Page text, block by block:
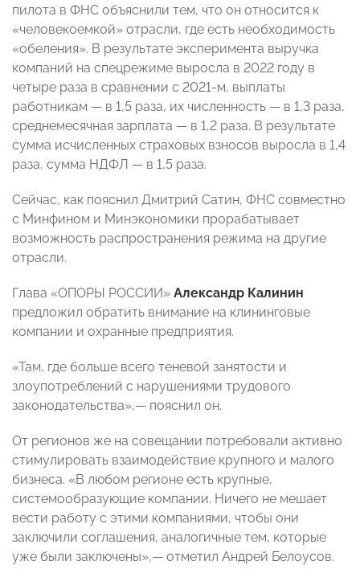
пилота в ФНС объяснили тем, что он относится к
«человекоемкой» отрасли, где есть необходимость
«обеления». В результате эксперимента выручка
компаний на спецрежиме выросла в 2022 году в
четыре раза в сравнении с 2021-м, выплаты
работникам — в 1,5 раза, их численность — в 1,3 раза,
среднемесячная зарплата — в 1,2 раза. В результате
сумма исчисленных страховых взносов выросла в 1,4
раза, сумма НДФЛ — в 1,5 раза.
Сейчас, как пояснил Дмитрий Сатин, ФНС совместно
с Минфином и Минэкономики прорабатывает
возможность распространения режима на другие
отрасли.
Глава «ОПОРЫ РОССИИ» Александр Калинин
предложил обратить внимание на клининговые
компании и охранные предприятия.
«Там, где больше всего теневой занятости и
злоупотреблений с нарушениями трудового
законодательства»,— пояснил он.
От регионов же на совещании потребовали активно
стимулировать взаимодействие крупного и малого
бизнеса. «В любом регионе есть крупные,
системообразующие компании. Ничего не мешает
вести работу с этими компаниями, чтобы они
заключили соглашения, аналогичные тем, которые
уже были заключены»,— отметил Андрей Белоусов.